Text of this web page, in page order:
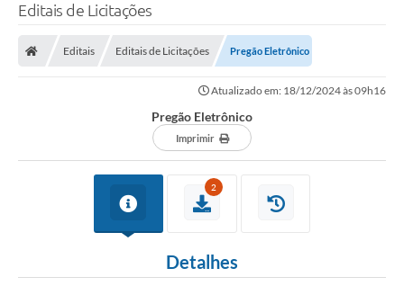
A Prefeitura
Editais de Licitações
Editais Editais de Licitações Pregão Eletrônico
Atualizado em: 18/12/2024 às 09h16
Pregão Eletrônico
Imprimir
2
Detalhes